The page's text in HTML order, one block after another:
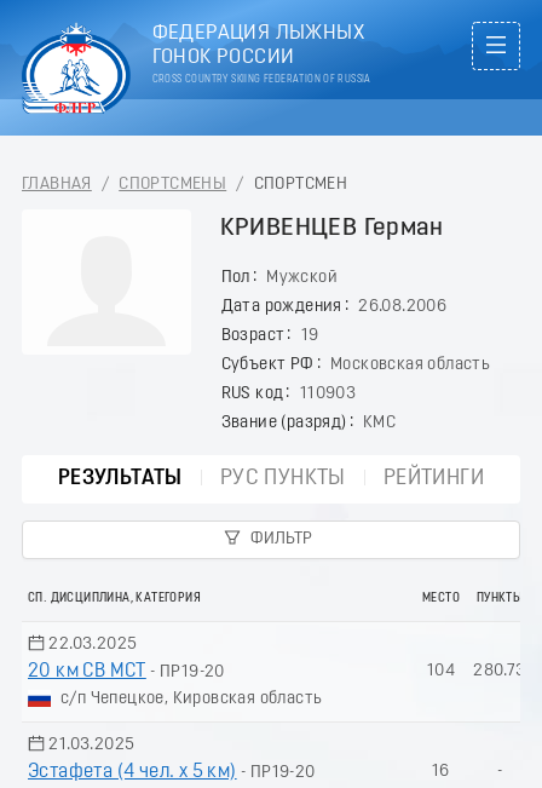
ФЕДЕРАЦИЯ ЛЫЖНЫХ
ГОНОК РОССИИ
CROSS COUNTRY SKIING FEDERATION OF RUSSIA
ГЛАВНАЯ / СПОРТСМЕНЫ / СПОРТСМЕН
КРИВЕНЦЕВ Герман
Пол
Мужской
Дата рождения
26.08.2006
Возраст
19
Субъект РФ
Московская область
RUS код
110903
Звание (разряд)
КМС
РЕЗУЛЬТАТЫ РУС ПУНКТЫ РЕЙТИНГИ
ФИЛЬТР
СП. ДИСЦИПЛИНА, КАТЕГОРИЯ МЕСТО ПУНКТЫ
22.03.2025
20 км СВ МСТ
- ПР19-20
с/п Чепецкое, Кировская область
104 280.73
21.03.2025
Эстафета (4 чел. х 5 км) - ПР19-20
16 -